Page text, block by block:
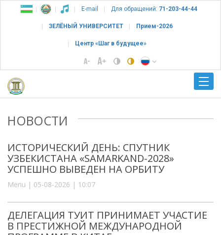
E-mail Для обращений: 71-203-44-44
ЗЕЛЁНЫЙ УНИВЕРСИТЕТ Прием-2026
Центр «Шаг в будущее»
НОВОСТИ
ИСТОРИЧЕСКИЙ ДЕНЬ: СПУТНИК
УЗБЕКИСТАНА «SAMARKAND-2028»
УСПЕШНО ВЫВЕДЕН НА ОРБИТУ
Menu | 05-08-2026 | 10:07
ДЕЛЕГАЦИЯ ТУИТ ПРИНИМАЕТ УЧАСТИЕ
В ПРЕСТИЖНОЙ МЕЖДУНАРОДНОЙ